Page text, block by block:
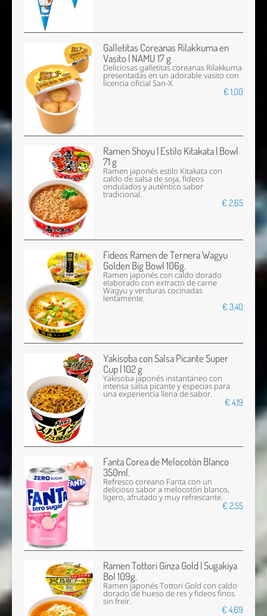
Galletitas Coreanas Rilakkuma en
Vasito | NAMU 17 g
Deliciosas galletitas coreanas Rilakkuma
presentadas en un adorable vasito con
licencia oficial San-X.
€ 1,00
Ramen Shoyu | Estilo Kitakata | Bowl
71 g
Ramen japonés estilo Kitakata con
caldo de salsa de soja, fideos
ondulados y auténtico sabor
tradicional.
€ 2,65
Fideos Ramen de Ternera Wagyu
Golden Big Bowl 106g.
Ramen japonés con caldo dorado
elaborado con extracto de carne
Wagyu y verduras cocinadas
lentamente.
€ 3,40
Yakisoba con Salsa Picante Super
Cup | 102 g
Yakisoba japonés instantáneo con
intensa salsa picante y especias para
una experiencia llena de sabor.
€ 4,19
Fanta Corea de Melocotón Blanco
350ml.
Refresco coreano Fanta con un
delicioso sabor a melocotón blanco,
ligero, afrutado y muy refrescante.
€ 2,55
Ramen Tottori Ginza Gold | Sugakiya
Bol 109g.
Ramen japonés Tottori Gold con caldo
dorado de hueso de res y fideos finos
sin freír.
€ 4,69